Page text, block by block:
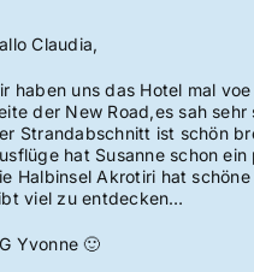
Claudia,
haben uns das Hotel mal
der New Road,es sah sehr
Strandabschnitt ist schön
hat Susanne schon
Halbinsel Akrotiri hat
viel zu entdecken…
Yvonne 🙂